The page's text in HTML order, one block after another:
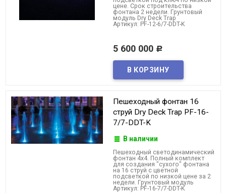
цене. Срок строительства
фонтана 2 недели. Грунтовый
модуль Dry Deck Trap
Артикул: PF-12-6/7-DDT-K
5 600 000 Р
Пешеходный фонтан 16
струй Dry Deck Trap PF-16-
7/7-DDT-K
В наличии
Пешеходный светодинамический
фонтан 4x4. Полный комплект
для создания "сухого" фонтана
на 16 струй с цветной
подсветкой по низкой цене за 2
недели. Грунтовый модуль
Артикул: PF-16-7/7-DDT-K